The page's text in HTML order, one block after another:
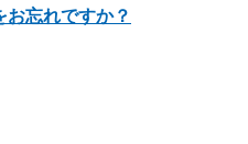
お忘れですか？